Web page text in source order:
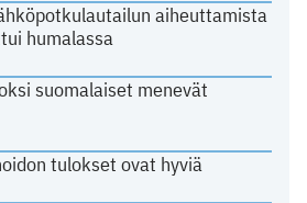
aiheuttamista
humalassa
suomalaiset menevät
tulokset ovat hyviä